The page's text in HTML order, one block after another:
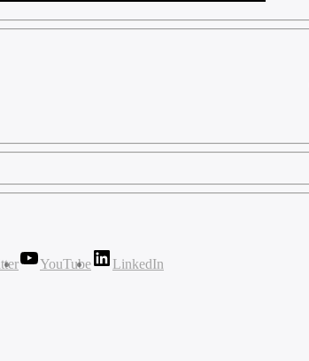
YouTube LinkedIn